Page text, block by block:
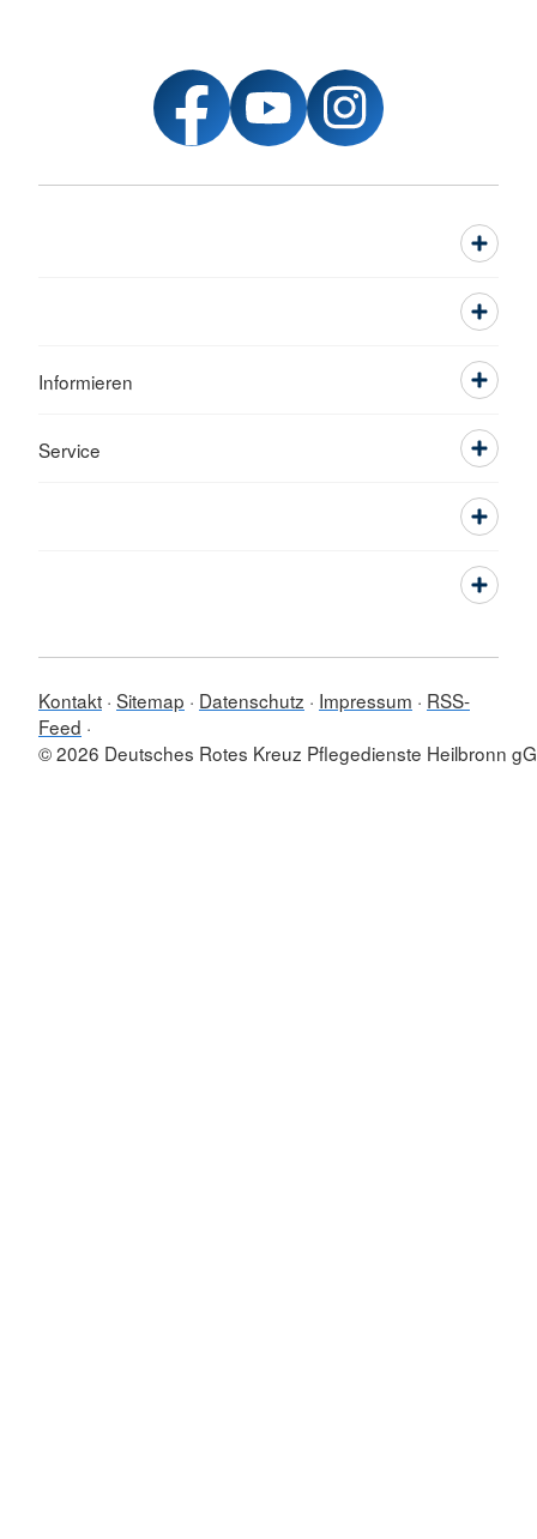
Informieren
Service
Kontakt Sitemap Datenschutz Impressum
RSS-
Feed
© 2026 Deutsches Rotes Kreuz Pflegedienste Heilbronn